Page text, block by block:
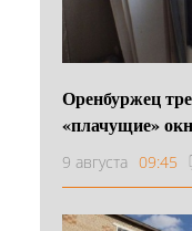
Оренбуржец
«плачущие»
9 августа 09:45